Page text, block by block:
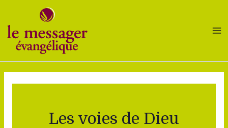
contenu
Les voies de Dieu